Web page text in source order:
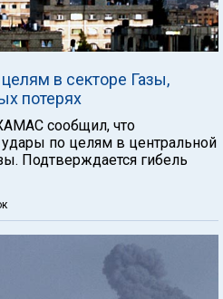
в секторе Газы,
потерях
сообщил, что
по целям в центральной
Подтверждается гибель